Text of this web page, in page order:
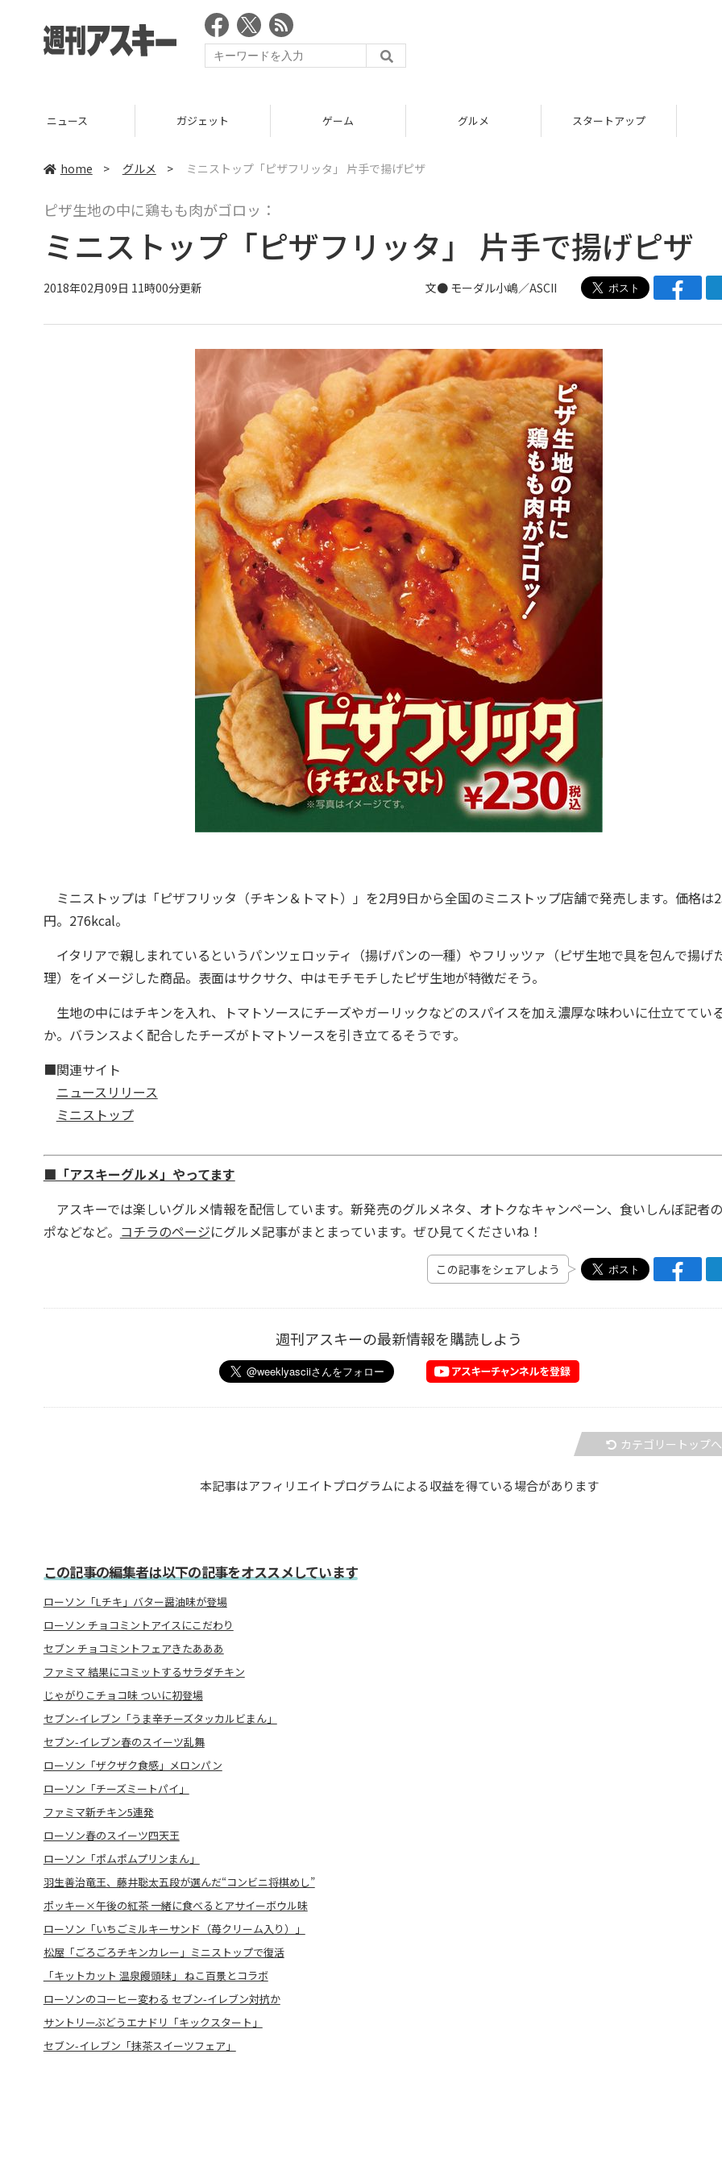
ニュース ガジェット ゲーム グルメ スタートアップ
home > グルメ > ミニストップ「ピザフリッタ」 片手で揚げピザ
ピザ生地の中に鶏もも肉がゴロッ：
ミニストップ「ピザフリッタ」 片手で揚げピザ
2018年02月09日 11時00分更新 文● モーダル小嶋／ASCII
ミニストップは「ピザフリッタ（チキン＆トマト）」を2月9日から全国のミニストップ店舗で発売します。価格は
円。276kcal。
イタリアで親しまれているというパンツェロッティ（揚げパンの一種）やフリッツァ（ピザ生地で具を包んで揚げ
理）をイメージした商品。表面はサクサク、中はモチモチしたピザ生地が特徴だそう。
生地の中にはチキンを入れ、トマトソースにチーズやガーリックなどのスパイスを加え濃厚な味わいに仕立ててい
か。バランスよく配合したチーズがトマトソースを引き立てるそうです。
■関連サイト
ニュースリリース
ミニストップ
■「アスキーグルメ」やってます
アスキーでは楽しいグルメ情報を配信しています。新発売のグルメネタ、オトクなキャンペーン、食いしんぼ記者
ポなどなど。 コチラのページにグルメ記事がまとまっています。ぜひ見てくださいね！
この記事をシェアしよう
週刊アスキーの最新情報を購読しよう
カテゴリートップへ
本記事はアフィリエイトプログラムによる収益を得ている場合があります
この記事の編集者は以下の記事をオススメしています
ローソン「Lチキ」バター醤油味が登場
ローソン チョコミントアイスにこだわり
セブン チョコミントフェアきたあああ
ファミマ 結果にコミットするサラダチキン
じゃがりこチョコ味 ついに初登場
セブン-イレブン「うま辛チーズタッカルビまん」
セブン-イレブン春のスイーツ乱舞
ローソン「ザクザク食感」メロンパン
ローソン「チーズミートパイ」
ファミマ新チキン5連発
ローソン春のスイーツ四天王
ローソン「ポムポムプリンまん」
羽生善治竜王、藤井聡太五段が選んだ“コンビニ将棋めし”
ポッキー×午後の紅茶 一緒に食べるとアサイーボウル味
ローソン「いちごミルキーサンド（苺クリーム入り）」
松屋「ごろごろチキンカレー」ミニストップで復活
「キットカット 温泉饅頭味」 ねこ百景とコラボ
ローソンのコーヒー変わる セブン-イレブン対抗か
サントリーぶどうエナドリ「キックスタート」
セブン-イレブン「抹茶スイーツフェア」